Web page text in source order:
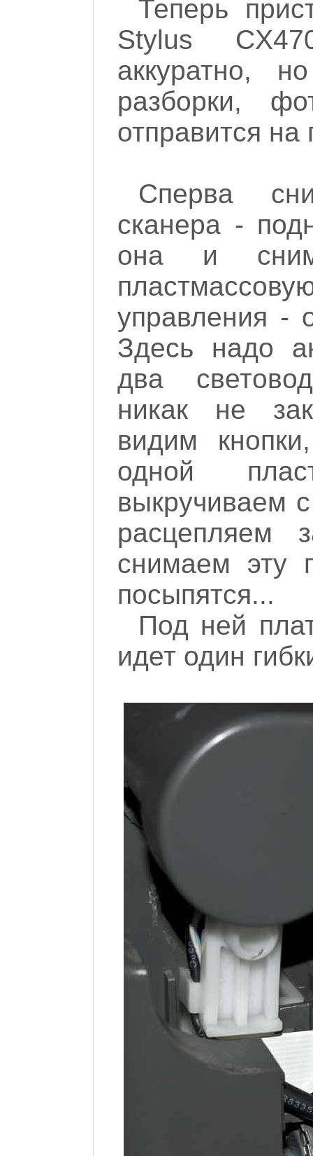
Теперь
Stylus
аккуратно,
разборки,
отправится на
Сперва
сканера -
она и
управления -
Здесь надо
два
никак не
видим
одной
выкручиваем
расцепляем
снимаем эту
посыпятся...
Под ней
идет один